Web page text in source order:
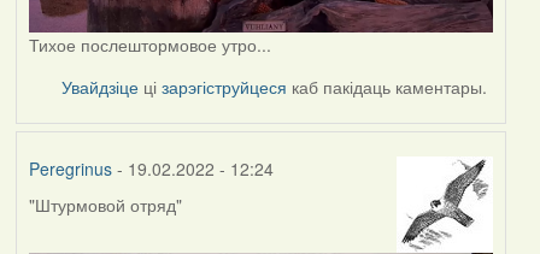
Тихое послештормовое утро...
Увайдзіце цізарэгіструйцеся каб пакідаць каментары.
Peregrinus- 19.02.2022 - 12:24
"Штурмовой отряд"